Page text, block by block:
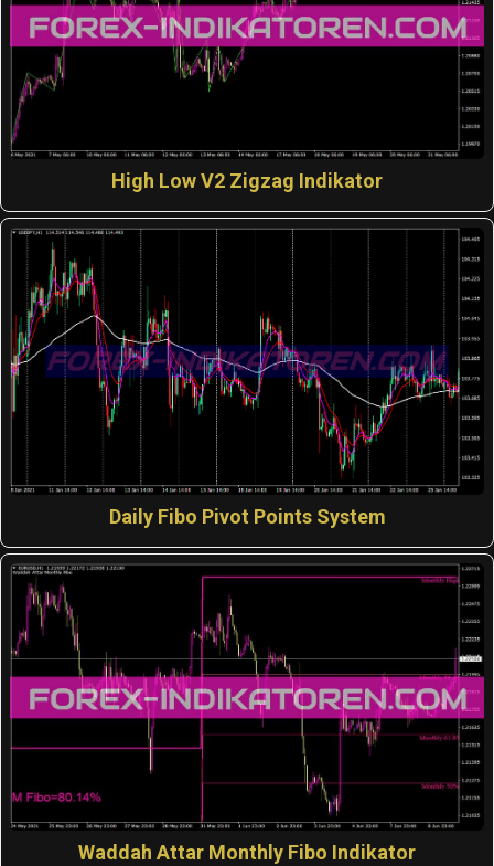
High Low V2 Zigzag Indikator
Daily Fibo Pivot Points System
Waddah Attar Monthly Fibo Indikator